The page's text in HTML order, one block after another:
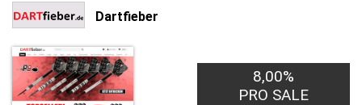
Dartfieber
8,00%
PRO SALE